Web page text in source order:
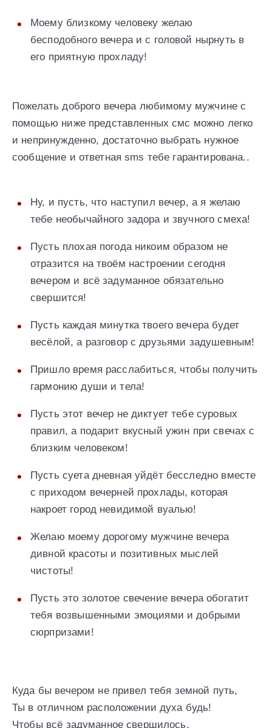
Моему близкому человеку желаю
бесподобного вечера и с головой нырнуть в
его приятную прохладу!
Пожелать доброго вечера любимому мужчине с
помощью ниже представленных смс можно легко
и непринужденно, достаточно выбрать нужное
сообщение и ответная sms тебе гарантирована..
Ну, и пусть, что наступил вечер, а я желаю
тебе необычайного задора и звучного смеха!
Пусть плохая погода никоим образом не
отразится на твоём настроении сегодня
вечером и всё задуманное обязательно
свершится!
Пусть каждая минутка твоего вечера будет
весёлой, а разговор с друзьями задушевным!
Пришло время расслабиться, чтобы получить
гармонию души и тела!
Пусть этот вечер не диктует тебе суровых
правил, а подарит вкусный ужин при свечах с
близким человеком!
Пусть суета дневная уйдёт бесследно вместе
с приходом вечерней прохлады, которая
накроет город невидимой вуалью!
Желаю моему дорогому мужчине вечера
дивной красоты и позитивных мыслей
чистоты!
Пусть это золотое свечение вечера обогатит
тебя возвышенными эмоциями и добрыми
сюрпризами!
Куда бы вечером не привел тебя земной путь,
Ты в отличном расположении духа будь!
Чтобы всё задуманное свершилось,